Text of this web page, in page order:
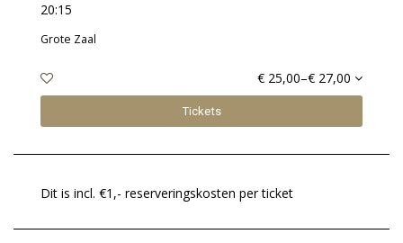
20:15
Grote Zaal
€ 25,00–€ 27,00
Tickets
Dit is incl. €1,- reserveringskosten per ticket